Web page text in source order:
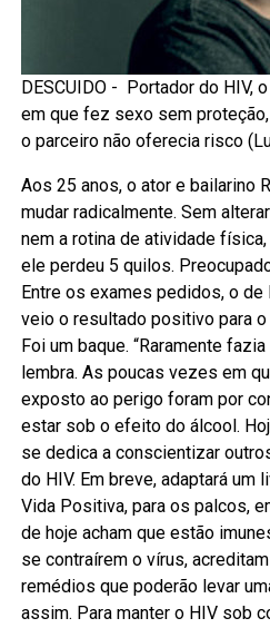
DESCUIDO - Portador do HIV,
em que fez sexo sem
o parceiro não oferecia risco
Aos 25 anos, o ator e bailarino
mudar radicalmente. Sem
nem a rotina de atividade
ele perdeu 5 quilos.
Entre os exames pedidos, o
veio o resultado positivo para
Foi um baque. “Raramente
lembra. As poucas vezes em
exposto ao perigo foram por
estar sob o efeito do álcool.
se dedica a conscientizar
do HIV. Em breve, adaptará um
Vida Positiva, para os palcos,
de hoje acham que estão
se contraírem o vírus,
remédios que poderão levar
assim. Para manter o HIV sob